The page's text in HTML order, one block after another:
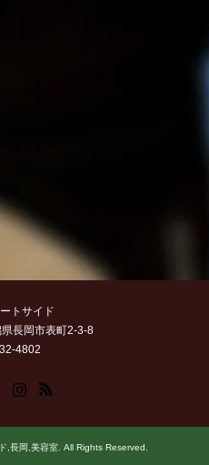
トサイド
長岡市表町2-3-8
4802
,長岡,美容室 . All Rights Reserved.